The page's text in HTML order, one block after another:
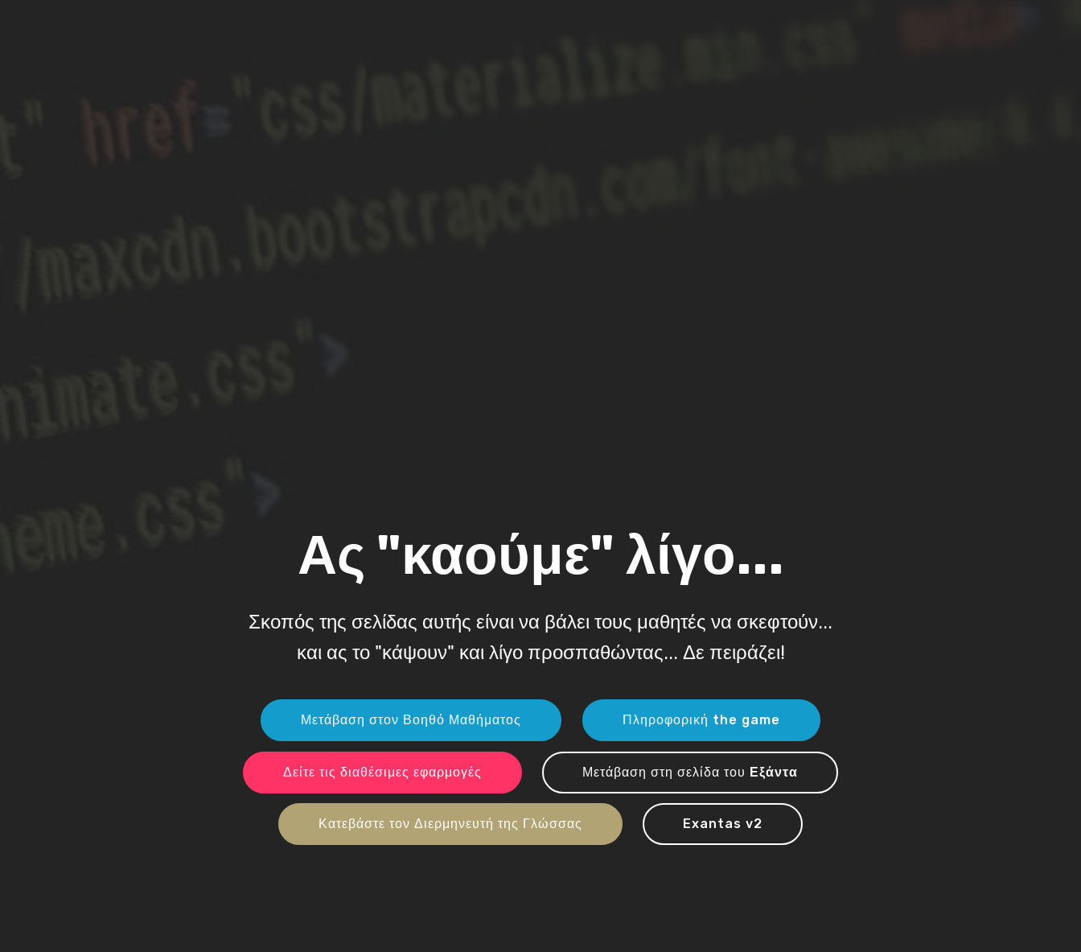
Ας "καούμε" λίγο...
Σκοπός της σελίδας αυτής είναι να βάλει τους μαθητές να σκεφτούν...
και ας το "κάψουν" και λίγο προσπαθώντας... Δε πειράζει!
Μετάβαση στον Βοηθό Μαθήματος Πληροφορική the game
Δείτε τις διαθέσιμες εφαρμογές Μετάβαση στη σελίδα του Εξάντα
Κατεβάστε τον Διερμηνευτή της Γλώσσας Exantas v2